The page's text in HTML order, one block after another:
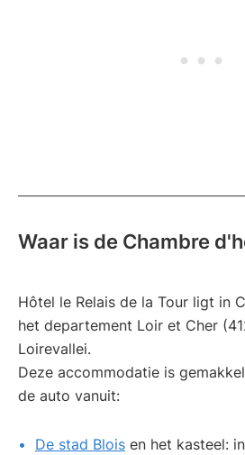
Waar is de Chambre
Hôtel le Relais de la Tour ligt in
het departement Loir et Cher
Loirevallei.
Deze accommodatie is
de auto vanuit:
De stad Blois en het kasteel: